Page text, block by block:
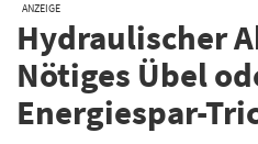
ANZEIGE
Hydraulischer
Nötiges Übel
Energiespar-